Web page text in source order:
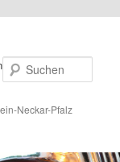
Neckar-Pfalz